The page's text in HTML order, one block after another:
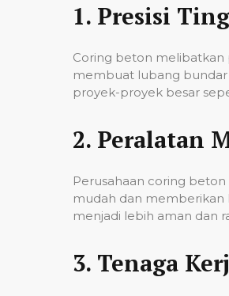
1. Presisi
Coring beton melibatkan
membuat lubang bundar
proyek-proyek besar
2. Peralatan
Perusahaan coring
mudah dan memberikan
menjadi lebih aman dan
3. Tenaga